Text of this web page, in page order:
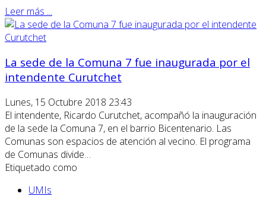
Leer más ...
La sede de la Comuna 7 fue inaugurada por el
intendente Curutchet
Lunes, 15 Octubre 2018 23:43
El intendente, Ricardo Curutchet, acompañó la inauguración
de la sede la Comuna 7, en el barrio Bicentenario. Las
Comunas son espacios de atención al vecino. El programa
de Comunas divide…
Etiquetado como
UMIs